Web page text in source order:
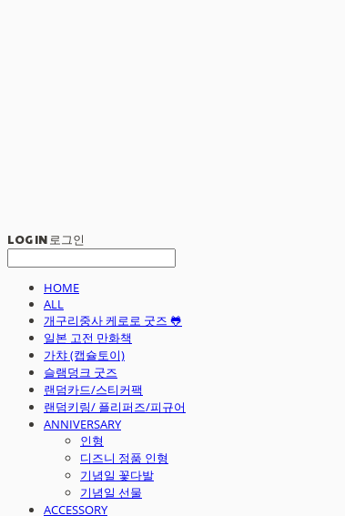
LOG IN로그인
HOME
ALL
개구리중사 케로로 굿즈 🐸
일본 고전 만화책
가챠 (캡슐토이)
슬램덩크 굿즈
랜덤카드/스티커팩
랜덤키링/ 플리퍼즈/피규어
ANNIVERSARY
인형
디즈니 정품 인형
기념일 꽃다발
기념일 선물
ACCESSORY